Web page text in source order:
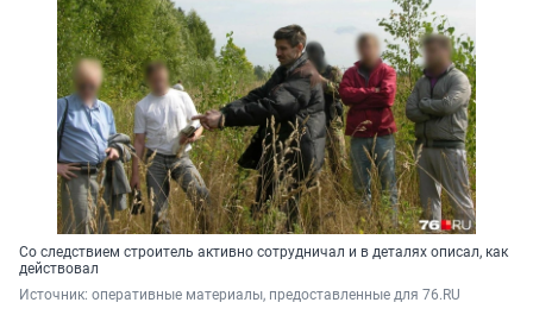
Со следствием строитель активно сотрудничал и в деталях описал, как
действовал
Источник: оперативные материалы, предоставленные для 76.RU